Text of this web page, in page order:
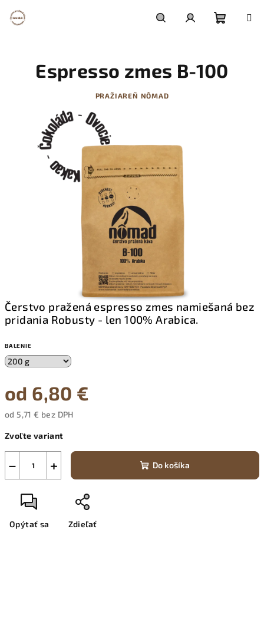
obsah
košík
Čerstvo pražená espresso zmes namiešaná bez
pridania Robusty - len 100% Arabica.
BALENIE
od 6,80 €
od 5,71 € bez DPH
cena:
Zvoľte variant
+
− Do košíka
Opýtať sa Zdieľať
Espresso zmes B-100
PRAŽIAREŇ NÔMAD